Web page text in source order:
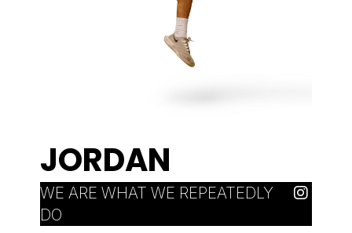
JORDAN
WE ARE WHAT WE REPEATEDLY
DO